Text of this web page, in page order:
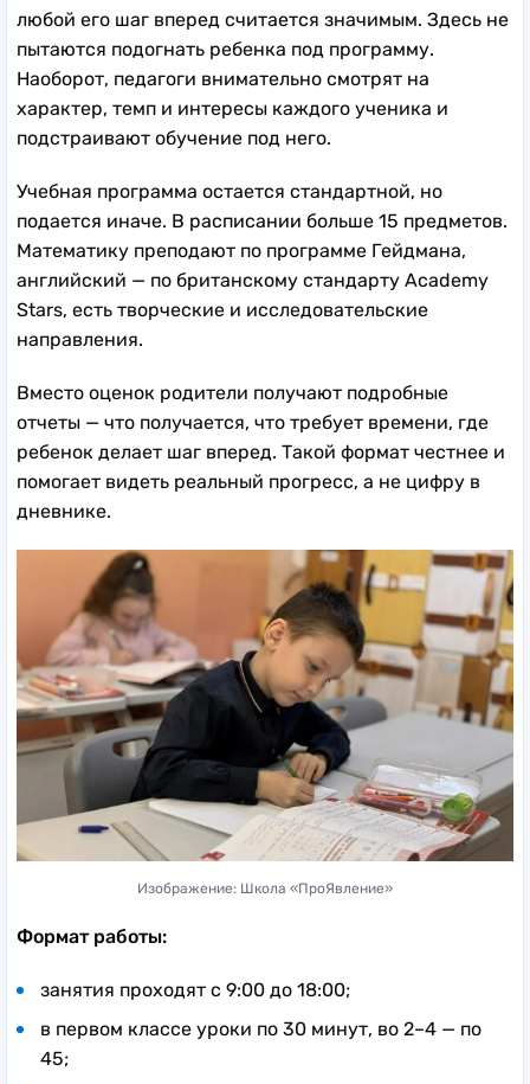
любой его шаг вперед считается значимым. Здесь не
пытаются подогнать ребенка под программу.
Наоборот, педагоги внимательно смотрят на
характер, темп и интересы каждого ученика и
подстраивают обучение под него.
Учебная программа остается стандартной, но
подается иначе. В расписании больше 15 предметов.
Математику преподают по программе Гейдмана,
английский — по британскому стандарту Academy
Stars, есть творческие и исследовательские
направления.
Вместо оценок родители получают подробные
отчеты — что получается, что требует времени, где
ребенок делает шаг вперед. Такой формат честнее и
помогает видеть реальный прогресс, а не цифру в
дневнике.
Изображение: Школа «ПроЯвление»
Формат работы:
занятия проходят с 9:00 до 18:00;
в первом классе уроки по 30 минут, во 2–4 — по
45;